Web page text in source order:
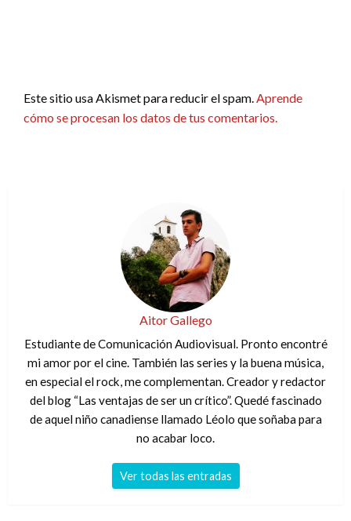
Este sitio usa Akismet para reducir el spam. Aprende
cómo se procesan los datos de tus comentarios.
Aitor Gallego
Estudiante de Comunicación Audiovisual. Pronto encontré
mi amor por el cine. También las series y la buena música,
en especial el rock, me complementan. Creador y redactor
del blog “Las ventajas de ser un crítico”. Quedé fascinado
de aquel niño canadiense llamado Léolo que soñaba para
no acabar loco.
Ver todas las entradas